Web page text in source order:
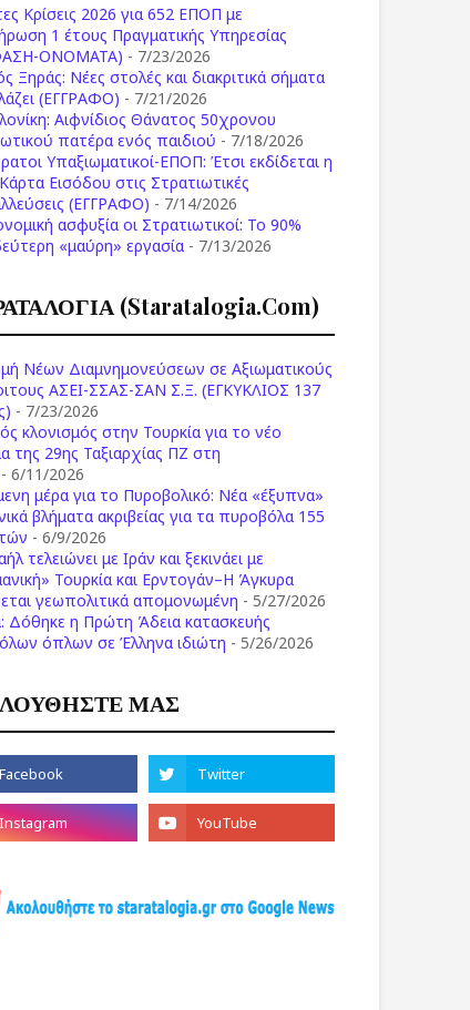
Κρίσεις 2026 για 652 ΕΠΟΠ με
1 έτους Πραγματικής Υπηρεσίας
ONOMATA) - 7/23/2026
Ξηράς: Νέες στολές και διακριτικά σήματα
(ΕΓΓΡΑΦΟ) - 7/21/2026
Αιφνίδιος Θάνατος 50χρονου
πατέρα ενός παιδιού - 7/18/2026
Υπαξιωματικοί-ΕΠΟΠ: Έτσι εκδίδεται η
Κάρτα Εισόδου στις Στρατιωτικές
(ΕΓΓΡΑΦΟ) - 7/14/2026
ασφυξία οι Στρατιωτικοί: Το 90%
«μαύρη» εργασία - 7/13/2026
(staratalogia.com)
Νέων Διαμνημονεύσεων σε Αξιωματικούς
ΑΣΕΙ-ΣΣΑΣ-ΣΑΝ Σ.Ξ. (ΕΓΚΥΚΛΙΟΣ 137
- 7/23/2026
κλονισμός στην Τουρκία για το νέο
της 29ης Ταξιαρχίας ΠΖ στη
- 6/11/2026
μέρα για το Πυροβολικό: Νέα «έξυπνα»
βλήματα ακριβείας για τα πυροβόλα 155
- 6/9/2026
τελειώνει με Ιράν και ξεκινάει με
Τουρκία και Ερντογάν–Η Άγκυρα
γεωπολιτικά απομονωμένη - 5/27/2026
Δόθηκε η Πρώτη Άδεια κατασκευής
όπλων σε Έλληνα ιδιώτη - 5/26/2026
ΜΑΣ